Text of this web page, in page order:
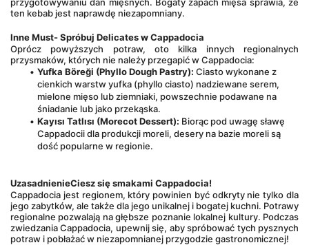
ten kebab jest naprawdę niezapomniany.
Inne Must- Spróbuj Delicates w Cappadocia
Oprócz powyższych potraw, oto kilka innych regionalnych
przysmaków, których nie należy przegapić w Cappadocia:
Yufka Böreği (Phyllo Dough Pastry): Ciasto wykonane z
cienkich warstw yufka (phyllo ciasto) nadziewane serem,
mielone mięso lub ziemniaki, powszechnie podawane na
śniadanie lub jako przekąska.
Kayısı Tatlısı (Morecot Dessert): Biorąc pod uwagę sławę
Cappadocii dla produkcji moreli, desery na bazie moreli są
dość popularne w regionie.
UzasadnienieCiesz się smakami Cappadocia!
Cappadocia jest regionem, który powinien być odkryty nie tylko dla
jego zabytków, ale także dla jego unikalnej i bogatej kuchni. Potrawy
regionalne pozwalają na głębsze poznanie lokalnej kultury. Podczas
zwiedzania Cappadocia, upewnij się, aby spróbować tych pysznych
potraw i pobłażać w niezapomnianej przygodzie gastronomicznej!